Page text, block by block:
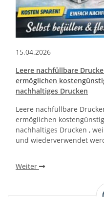
15.04.2026
Leere nachfüllbare
ermöglichen
nachhaltiges Drucken
Leere nachfüllbare
ermöglichen
nachhaltiges Drucken ,
und wiederverwendet
Weiter